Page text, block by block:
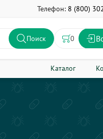
Телефон: 8 (800)
Поиск 0
Каталог